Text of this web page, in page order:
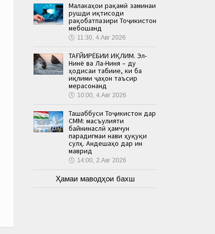
Малакаҳои рақамӣ заминаи
рушди иқтисоди
рақобатпазири Тоҷикистон
мебошанд
🕔 11:30, 4.Авг 2026
ТАҒЙИРЁБИИ ИҚЛИМ. Эл-
Нинё ва Ла-Ниня – ду
ҳодисаи табиие, ки ба
иқлими ҷаҳон таъсир
мерасонанд
🕔 10:00, 4.Авг 2026
Ташаббуси Тоҷикистон дар
СММ: масъулияти
байнинаслӣ ҳамчун
парадигмаи нави ҳуқуқи
сулҳ. Андешаҳо дар ин
маврид
🕔 14:00, 2.Авг 2026
Ҳамаи маводҳои бахш